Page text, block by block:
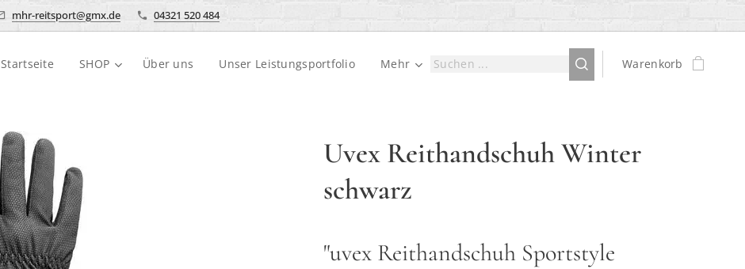
mhr-reitsport@gmx.de 04321 520 484
Startseite SHOP Über uns Unser Leistungsportfolio Mehr Warenkorb
Uvex Reithandschuh Winter
schwarz
"uvex Reithandschuh Sportstyle